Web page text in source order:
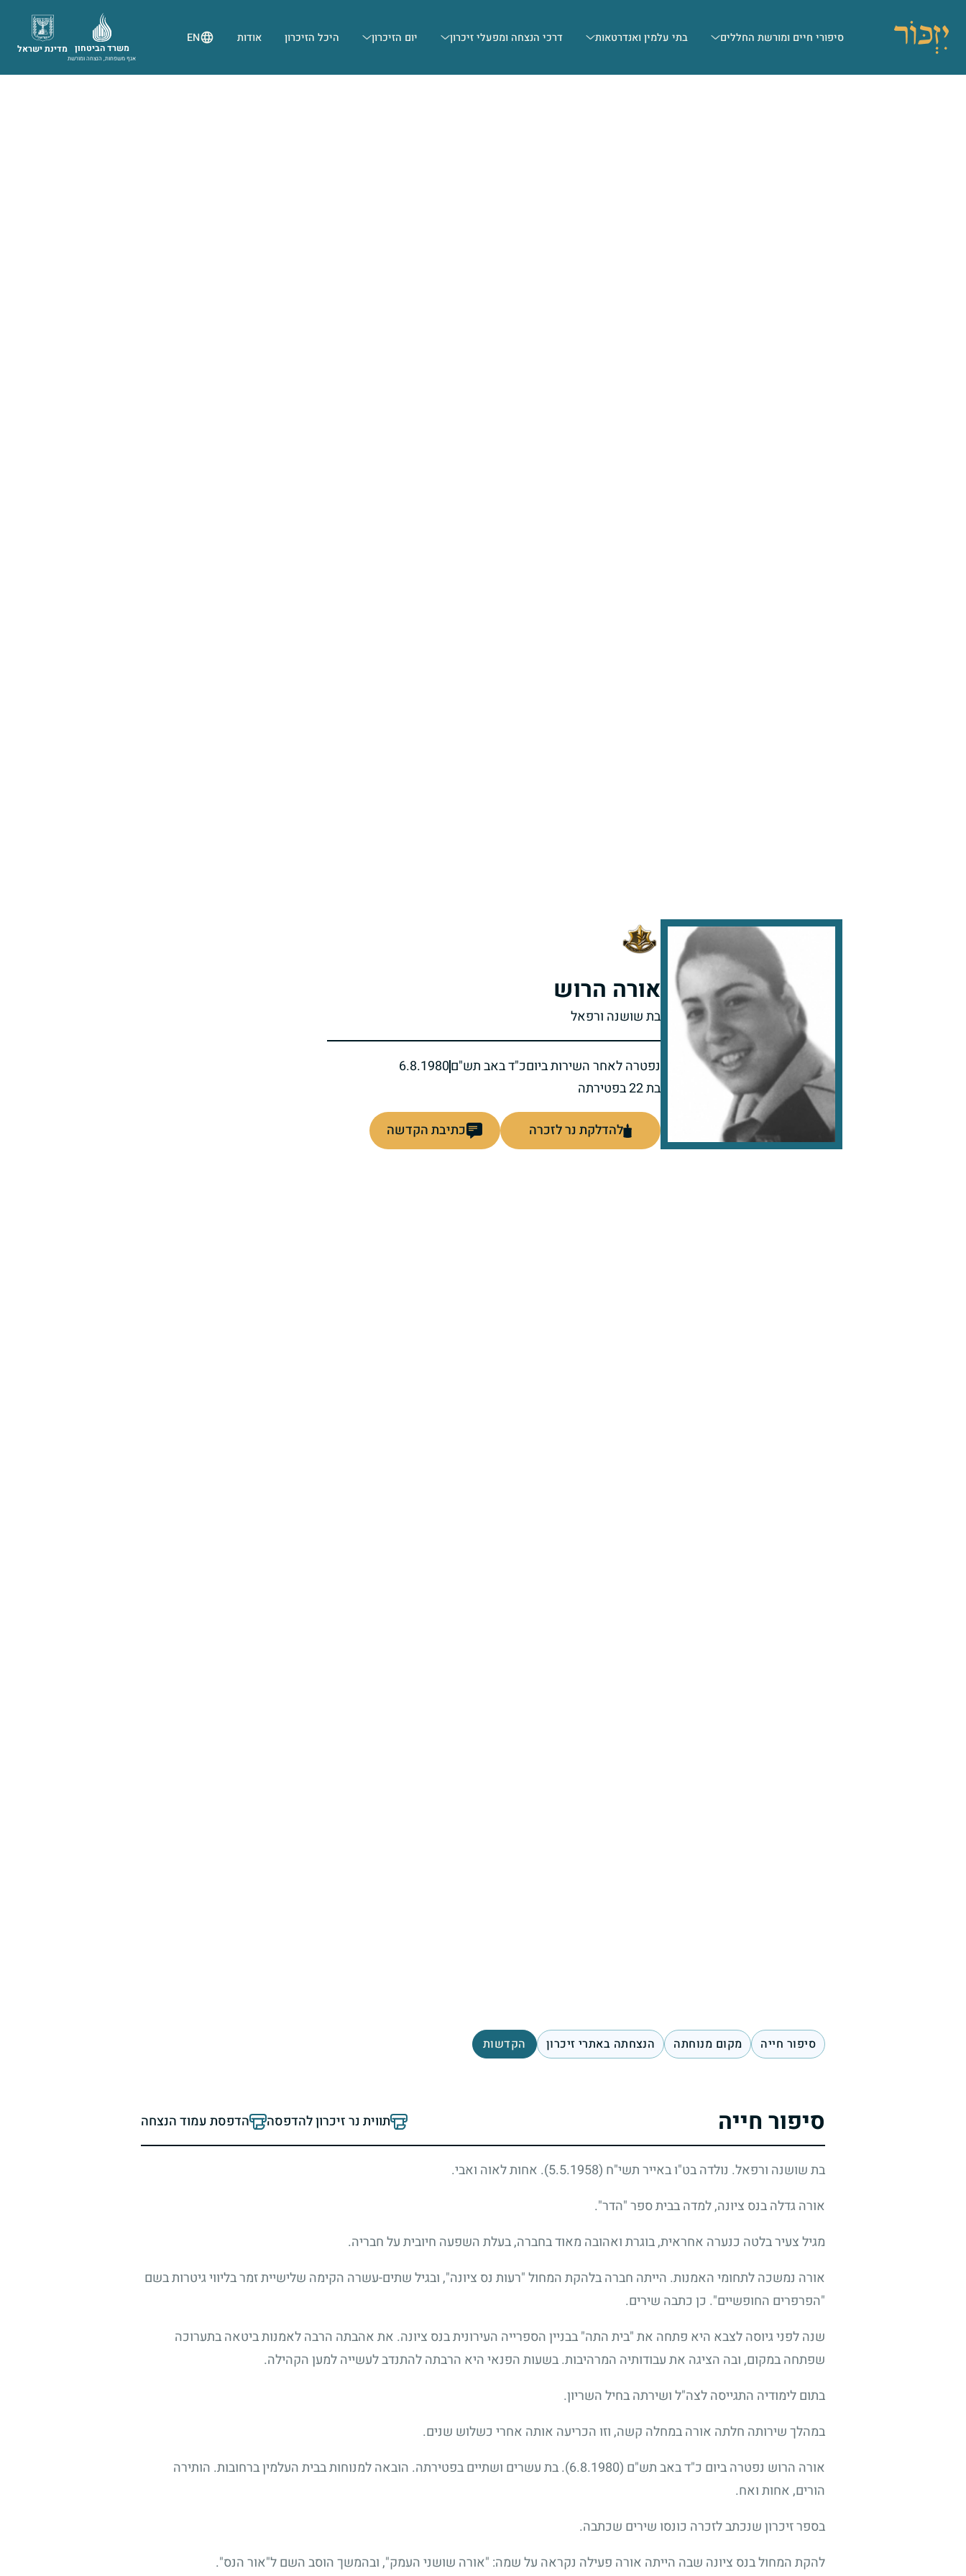
סיפורי חיים ומורשת החללים בתי עלמין ואנדרטאות דרכי הנצחה ומפעלי זיכרון יום הזיכרון היכל הזיכרון אודות EN
מדינת ישראל משרד הביטחון
אגף משפחות, הנצחה ומורשת
אורה הרוש
בת שושנה ורפאל
נפטרה לאחר השירות ביוםכ"ד באב תש"ם6.8.1980
בת 22 בפטירתה
להדלקת נר לזכרה כתיבת הקדשה
סיפור חייה מקום מנוחתה הנצחתה באתרי זיכרון הקדשות
סיפור חייה תווית נר זיכרון להדפסה הדפסת עמוד הנצחה
בת שושנה ורפאל. נולדה בט"ו באייר תשי"ח (5.5.1958)
. אחות לאוה ואבי.
אורה גדלה בנס ציונה, למדה בבית ספר "הדר".
מגיל צעיר בלטה כנערה אחראית, בוגרת ואהובה מאוד בחברה, בעלת השפעה חיובית על חבריה.
אורה נמשכה לתחומי האמנות. הייתה חברה בלהקת המחול "רעות נס ציונה", ובגיל שתים-עשרה הקימה שלישיית זמר בליווי גיטרות בשם
"הפרפרים החופשיים". כן כתבה שירים.
שנה לפני גיוסה לצבא היא פתחה את "בית התה" בבניין הספרייה העירונית בנס ציונה. את אהבתה הרבה לאמנות ביטאה בתערוכה
שפתחה במקום, ובה הציגה את עבודותיה המרהיבות. בשעות הפנאי היא הרבתה להתנדב לעשייה למען הקהילה.
בתום לימודיה התגייסה לצה"ל ושירתה בחיל השריון.
במהלך שירותה חלתה אורה במחלה קשה, וזו הכריעה אותה אחרי כשלוש שנים.
אורה הרוש נפטרה ביום כ"ד באב תש"ם (6.8.1980)
. בת עשרים ושתיים בפטירתה. הובאה למנוחות בבית העלמין ברחובות. הותירה
הורים, אחות ואח.
בספר זיכרון שנכתב לזכרה כונסו שירים שכתבה.
להקת המחול בנס ציונה שבה הייתה אורה פעילה נקראה על שמה: "אורה שושני העמק", ובהמשך הוסב השם ל"אור הנס".